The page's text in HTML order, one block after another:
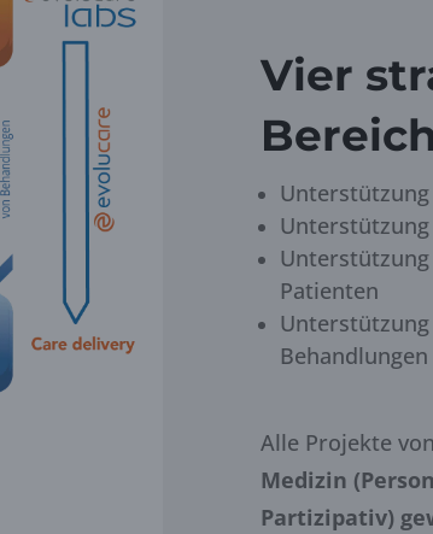
Vier
Patienten
Behandlungen
Alle Projekte
Medizin
Partizipativ)